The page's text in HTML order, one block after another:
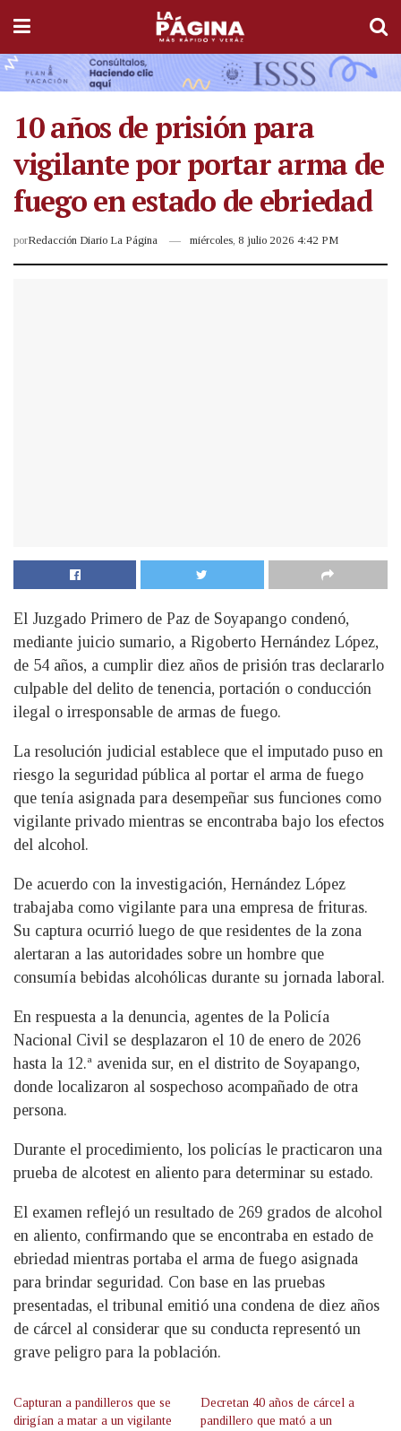
10 años de prisión para
vigilante por portar arma de
fuego en estado de ebriedad
porRedacción Diario La Página miércoles, 8 julio 2026 4:42 PM
El Juzgado Primero de Paz de Soyapango condenó,
mediante juicio sumario, a Rigoberto Hernández López,
de 54 años, a cumplir diez años de prisión tras declararlo
culpable del delito de tenencia, portación o conducción
ilegal o irresponsable de armas de fuego.
La resolución judicial establece que el imputado puso en
riesgo la seguridad pública al portar el arma de fuego
que tenía asignada para desempeñar sus funciones como
vigilante privado mientras se encontraba bajo los efectos
del alcohol.
De acuerdo con la investigación, Hernández López
trabajaba como vigilante para una empresa de frituras.
Su captura ocurrió luego de que residentes de la zona
alertaran a las autoridades sobre un hombre que
consumía bebidas alcohólicas durante su jornada laboral.
En respuesta a la denuncia, agentes de la Policía
Nacional Civil se desplazaron el 10 de enero de 2026
hasta la 12.ª avenida sur, en el distrito de Soyapango,
donde localizaron al sospechoso acompañado de otra
persona.
Durante el procedimiento, los policías le practicaron una
prueba de alcotest en aliento para determinar su estado.
El examen reflejó un resultado de 269 grados de alcohol
en aliento, confirmando que se encontraba en estado de
ebriedad mientras portaba el arma de fuego asignada
para brindar seguridad. Con base en las pruebas
presentadas, el tribunal emitió una condena de diez años
de cárcel al considerar que su conducta representó un
grave peligro para la población.
Capturan a pandilleros que se
dirigían a matar a un vigilante
Decretan 40 años de cárcel a
pandillero que mató a un